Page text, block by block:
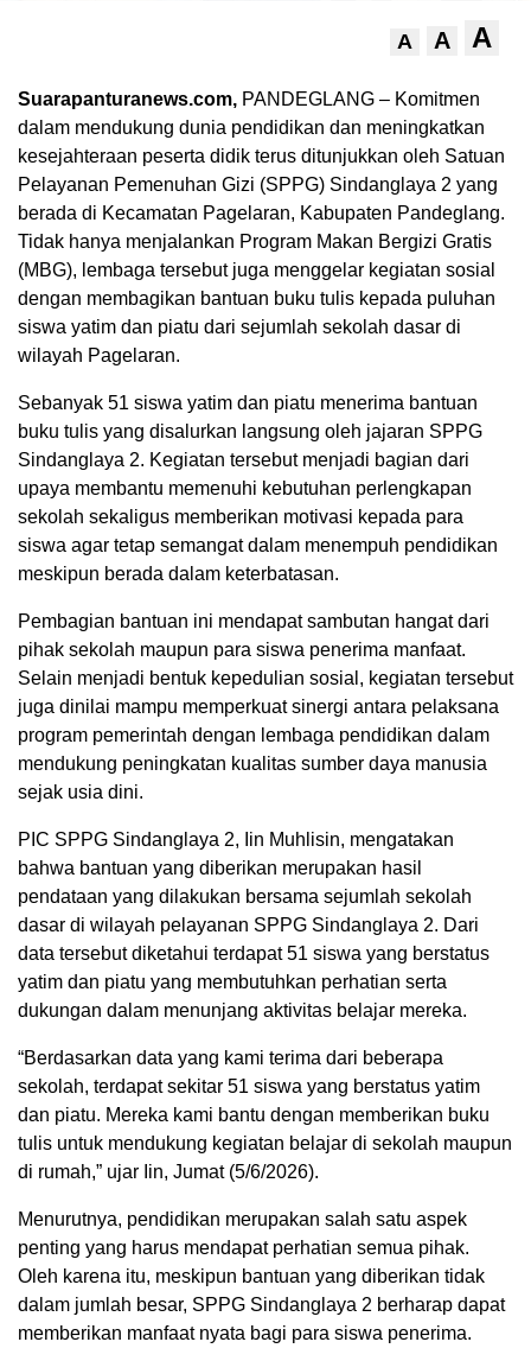
A A A
Suarapanturanews.com, PANDEGLANG – Komitmen
dalam mendukung dunia pendidikan dan meningkatkan
kesejahteraan peserta didik terus ditunjukkan oleh Satuan
Pelayanan Pemenuhan Gizi (SPPG) Sindanglaya 2 yang
berada di Kecamatan Pagelaran, Kabupaten Pandeglang.
Tidak hanya menjalankan Program Makan Bergizi Gratis
(MBG), lembaga tersebut juga menggelar kegiatan sosial
dengan membagikan bantuan buku tulis kepada puluhan
siswa yatim dan piatu dari sejumlah sekolah dasar di
wilayah Pagelaran.
Sebanyak 51 siswa yatim dan piatu menerima bantuan
buku tulis yang disalurkan langsung oleh jajaran SPPG
Sindanglaya 2. Kegiatan tersebut menjadi bagian dari
upaya membantu memenuhi kebutuhan perlengkapan
sekolah sekaligus memberikan motivasi kepada para
siswa agar tetap semangat dalam menempuh pendidikan
meskipun berada dalam keterbatasan.
Pembagian bantuan ini mendapat sambutan hangat dari
pihak sekolah maupun para siswa penerima manfaat.
Selain menjadi bentuk kepedulian sosial, kegiatan tersebut
juga dinilai mampu memperkuat sinergi antara pelaksana
program pemerintah dengan lembaga pendidikan dalam
mendukung peningkatan kualitas sumber daya manusia
sejak usia dini.
PIC SPPG Sindanglaya 2, Iin Muhlisin, mengatakan
bahwa bantuan yang diberikan merupakan hasil
pendataan yang dilakukan bersama sejumlah sekolah
dasar di wilayah pelayanan SPPG Sindanglaya 2. Dari
data tersebut diketahui terdapat 51 siswa yang berstatus
yatim dan piatu yang membutuhkan perhatian serta
dukungan dalam menunjang aktivitas belajar mereka.
“Berdasarkan data yang kami terima dari beberapa
sekolah, terdapat sekitar 51 siswa yang berstatus yatim
dan piatu. Mereka kami bantu dengan memberikan buku
tulis untuk mendukung kegiatan belajar di sekolah maupun
di rumah,” ujar Iin, Jumat (5/6/2026).
Menurutnya, pendidikan merupakan salah satu aspek
penting yang harus mendapat perhatian semua pihak.
Oleh karena itu, meskipun bantuan yang diberikan tidak
dalam jumlah besar, SPPG Sindanglaya 2 berharap dapat
memberikan manfaat nyata bagi para siswa penerima.